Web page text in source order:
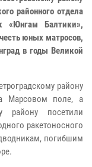
районного отдела
«Юнгам Балтики»,
юных матросов,
в годы Великой
району
Марсовом поле, а
району посетили
ракетоносного
погибшим